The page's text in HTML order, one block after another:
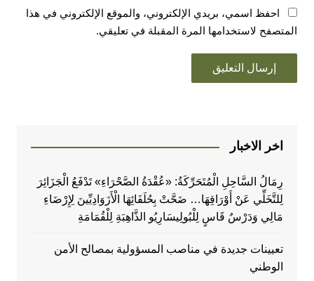
احفظ اسمي، بريدي الإلكتروني، والموقع الإلكتروني في هذا
المتصفح لاستخدامها المرة المقبلة في تعليقي.
اخر الاخبار
رِمَالُ السَّاحِلِ الْمُتَحَرِّكَةُ: «عُقْدَةُ الصَّحْرَاءِ» تَدْفَعُ الْجَزَائِرَ
لِلتَّخَلِّي عَنْ أَوْرَاقِهَا… ضَحَّتْ بِحُلَفَائِهَا الْأَزَوَادِيِّينَ لِإِرْضَاءِ
مَالِي وَدَرْسٌ قَاسٍ لِلْبُولِيسَارِيُو الذَّاهِبَةِ لِلْقُمَامَةِ
تعيينات جديدة في مناصب المسؤولية بمصالح الأمن
الوطني